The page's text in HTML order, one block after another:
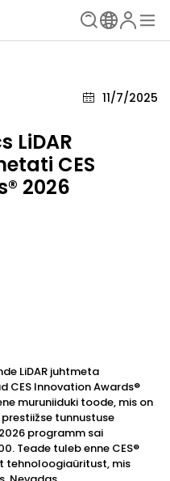
11/7/2025
LiDAR
CES
2026
LiDAR juhtmeta
CES Innovation Awards®
muruniiduki toode, mis on
tunnustuse
programm sai
Teade tuleb enne CES®
tehnoloogiaüritust, mis